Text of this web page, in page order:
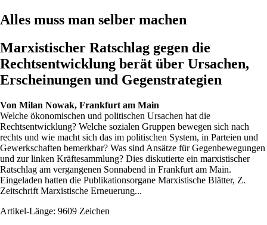
Alles muss man selber machen
Marxistischer Ratschlag gegen die
Rechtsentwicklung berät über Ursachen,
Erscheinungen und Gegenstrategien
Von Milan Nowak, Frankfurt am Main
Welche ökonomischen und politischen Ursachen hat die
Rechtsentwicklung? Welche sozialen Gruppen bewegen sich nach
rechts und wie macht sich das im politischen System, in Parteien und
Gewerkschaften bemerkbar? Was sind Ansätze für Gegenbewegungen
und zur linken Kräftesammlung? Dies diskutierte ein marxistischer
Ratschlag am vergangenen Sonnabend in Frankfurt am Main.
Eingeladen hatten die Publikationsorgane Marxistische Blätter, Z.
Zeitschrift Marxistische Erneuerung...
Artikel-Länge: 9609 Zeichen